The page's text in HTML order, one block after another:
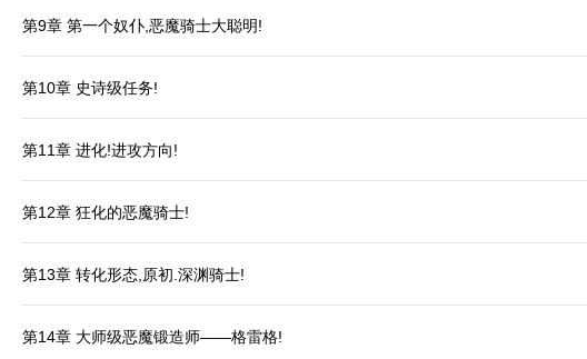
第9章 第一个奴仆,恶魔骑士大聪明!
第10章 史诗级任务!
第11章 进化!进攻方向!
第12章 狂化的恶魔骑士!
第13章 转化形态,原初.深渊骑士!
第14章 大师级恶魔锻造师——格雷格!